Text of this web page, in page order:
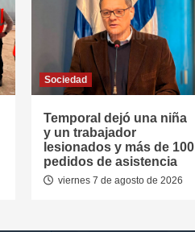
Sociedad
Temporal dejó una niña
y un trabajador
lesionados y más de 100
pedidos de asistencia
viernes 7 de agosto de 2026